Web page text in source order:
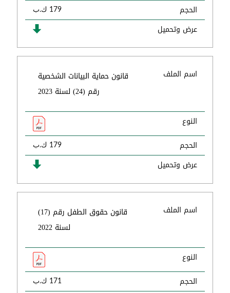
الحجم
179 ك.ب
عرض وتحميل
اسم الملف
قانون حماية البيانات الشخصية
رقم (24) لسنة 2023
النوع
الحجم
179 ك.ب
عرض وتحميل
اسم الملف
قانون حقوق الطفل رقم (17)
لسنة 2022
النوع
الحجم
171 ك.ب